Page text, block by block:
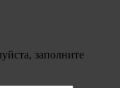
заполните